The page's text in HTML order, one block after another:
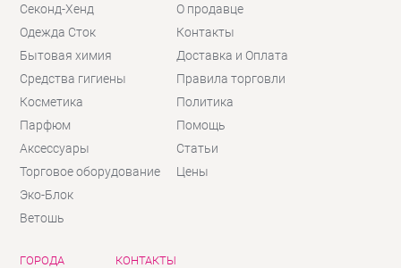
Секонд-Хенд
Одежда Сток
Бытовая химия
Средства гигиены
Косметика
Парфюм
Аксессуары
Торговое оборудование
Эко-Блок
Ветошь
О продавце
Контакты
Доставка и Оплата
Правила торговли
Политика
Помощь
Статьи
Цены
ГОРОДА КОНТАКТЫ